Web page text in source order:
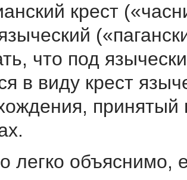
крест
что под
в виду крест
принятый
легко объяснимо,